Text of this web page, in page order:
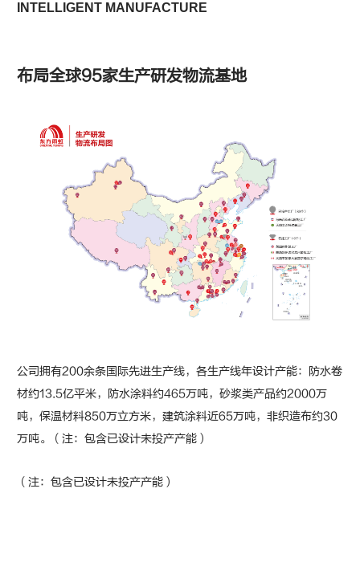
INTELLIGENT MANUFACTURE
布局全球95家生产研发物流基地
公司拥有200余条国际先进生产线，各生产线年设计产能：防水卷
材约13.5亿平米，防水涂料约465万吨，砂浆类产品约2000万
吨，保温材料850万立方米，建筑涂料近65万吨，非织造布约30
万吨。（注：包含已设计未投产产能）
（注：包含已设计未投产产能）